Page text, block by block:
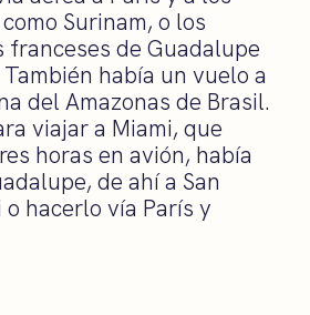
Surinam, o los
franceses de Guadalupe
había un vuelo a
del Amazonas de Brasil.
viajar a Miami, que
horas en avión, había
de ahí a San
hacerlo vía París y